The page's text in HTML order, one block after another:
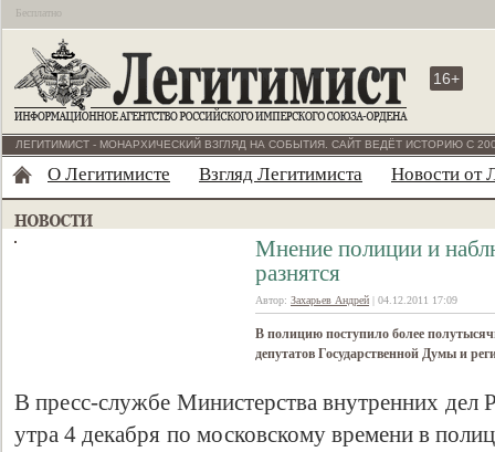
Бесплатно
16+
ЛЕГИТИМИСТ - МОНАРХИЧЕСКИЙ ВЗГЛЯД НА СОБЫТИЯ. САЙТ ВЕДЁТ ИСТОРИЮ С
О Легитимисте Взгляд Легитимиста Новости от
Мнение полиции и
разнятся
Автор: Захарьев Андрей | 04.12.2011 17:09
В полицию поступило более
депутатов Государственной Думы и
В пресс-службе Министерства внутренних дел
утра 4 декабря по московскому времени в